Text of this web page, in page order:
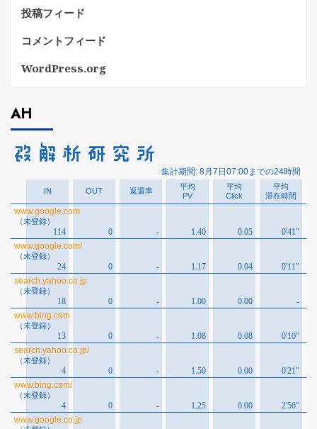
投稿フィード
コメントフィード
WordPress.org
AH